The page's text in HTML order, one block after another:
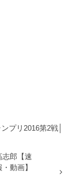
プリ2016第2戦│
志郎【速
・動画】